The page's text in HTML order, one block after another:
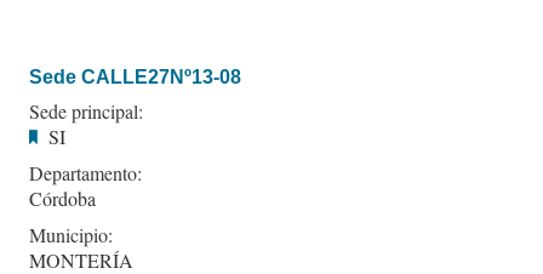
Sede CALLE27Nº13-08
Sede principal:
SI
Departamento:
Córdoba
Municipio:
MONTERÍA